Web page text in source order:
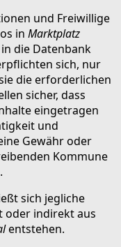
und Freiwillige
in Marktplatz
die Datenbank
sich, nur
die erforderlichen
sicher, dass
eingetragen
und
Gewähr oder
Kommune
sich jegliche
oder indirekt aus
entstehen.